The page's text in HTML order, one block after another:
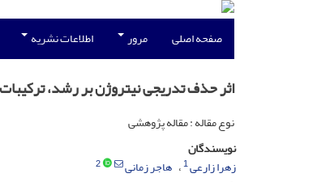
صفحه اصلی مرور اطلاعات نشریه
اثر حذف تدریجی نیتروژن بر رشد،
نوع مقاله : مقاله پژوهشی
نویسندگان
زهرا زارعی1 هاجر زمانی
2